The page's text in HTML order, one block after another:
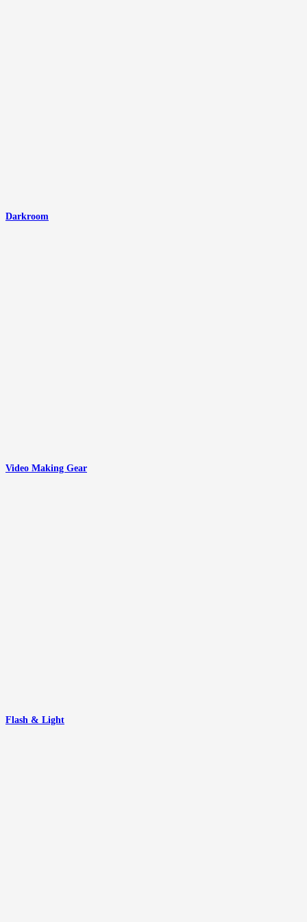
Darkroom
Video Making Gear
Flash & Light